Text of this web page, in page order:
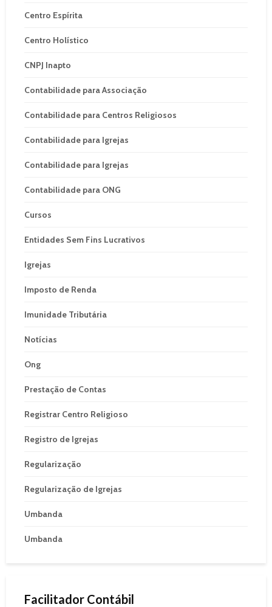
Centro Espírita
Centro Holístico
CNPJ Inapto
Contabilidade para Associação
Contabilidade para Centros Religiosos
Contabilidade para Igrejas
Contabilidade para Igrejas
Contabilidade para ONG
Cursos
Entidades Sem Fins Lucrativos
Igrejas
Imposto de Renda
Imunidade Tributária
Notícias
Ong
Prestação de Contas
Registrar Centro Religioso
Registro de Igrejas
Regularização
Regularização de Igrejas
Umbanda
Umbanda
Facilitador Contábil